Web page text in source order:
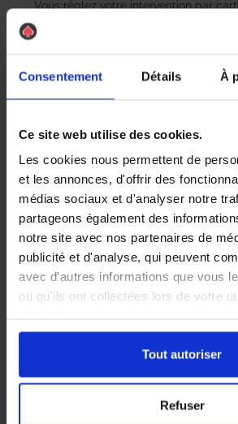
Consentement Détails À
Ce site web utilise des cookies.
Les cookies nous permettent de
et les annonces, d'offrir des
médias sociaux et d'analyser notre
partageons également des
notre site avec nos partenaires de
publicité et d'analyse, qui peuvent
avec d'autres informations que vous
ou qu'ils ont collectées lors de votre
Tout autoriser
Refuser
Vous réglez votre intervention par
chèque, un reçu CB et une facture
Vous évaluez la prestation
Vous recevez une demande d’évaluation
avec l’équipe AS DE
Nous avons pensé
À Sens, la présence denids de guêpeset
peut rapidement devenir une
représentent un véritable danger pour la
votre entourage. C’est pourquoi il est